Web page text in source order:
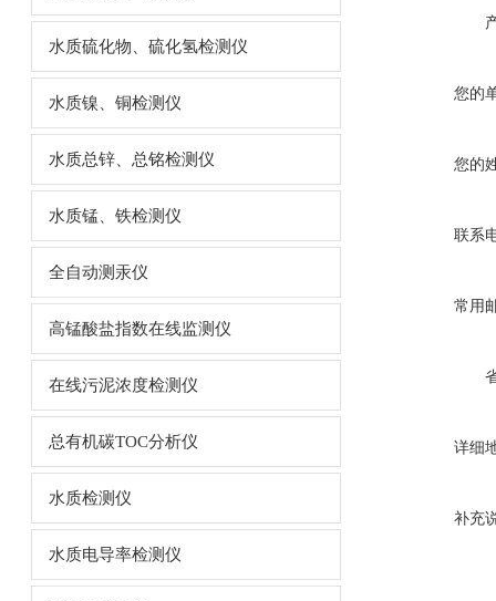
水质硫化物、硫化氢检测仪
水质镍、铜检测仪
水质总锌、总铭检测仪
水质锰、铁检测仪
全自动测汞仪
高锰酸盐指数在线监测仪
在线污泥浓度检测仪
总有机碳TOC分析仪
水质检测仪
水质电导率检测仪
您的
您的
联系
常用
详细
补充